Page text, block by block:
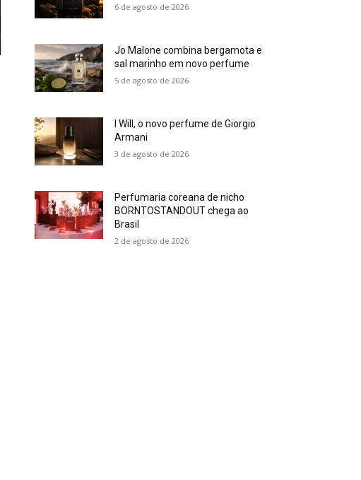
6 de agosto de 2026
Jo Malone combina bergamota e
sal marinho em novo perfume
5 de agosto de 2026
I Will, o novo perfume de Giorgio
Armani
3 de agosto de 2026
Perfumaria coreana de nicho
BORNTOSTANDOUT chega ao
Brasil
2 de agosto de 2026